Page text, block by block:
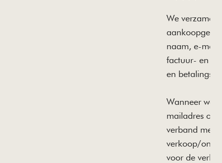
We
naam, e-
factuur- en
en
Wanneer we
mailadres
verband met
verkoop/
voor de